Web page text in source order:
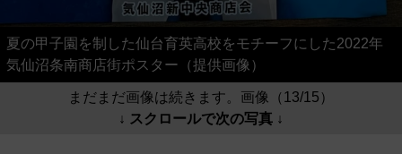
夏の甲子園を制した仙台育英高校をモチーフにした2022年
気仙沼条南商店街ポスター（提供画像）
まだまだ画像は続きます。画像（13/15）
↓ スクロールで次の写真 ↓